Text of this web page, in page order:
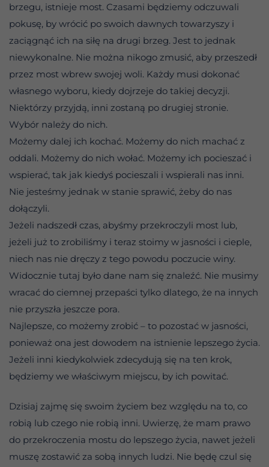
brzegu, istnieje most. Czasami będziemy odczuwali
pokusę, by wrócić po swoich dawnych towarzyszy i
zaciągnąć ich na siłę na drugi brzeg. Jest to jednak
niewykonalne. Nie można nikogo zmusić, aby przeszedł
przez most wbrew swojej woli. Każdy musi dokonać
własnego wyboru, kiedy dojrzeje do takiej decyzji.
Niektórzy przyjdą, inni zostaną po drugiej stronie.
Wybór należy do nich.
Możemy dalej ich kochać. Możemy do nich machać z
oddali. Możemy do nich wołać. Możemy ich pocieszać i
wspierać, tak jak kiedyś pocieszali i wspierali nas inni.
Nie jesteśmy jednak w stanie sprawić, żeby do nas
dołączyli.
Jeżeli nadszedł czas, abyśmy przekroczyli most lub,
jeżeli już to zrobiliśmy i teraz stoimy w jasności i cieple,
niech nas nie dręczy z tego powodu poczucie winy.
Widocznie tutaj było dane nam się znaleźć. Nie musimy
wracać do ciemnej przepaści tylko dlatego, że na innych
nie przyszła jeszcze pora.
Najlepsze, co możemy zrobić – to pozostać w jasności,
ponieważ ona jest dowodem na istnienie lepszego życia.
Jeżeli inni kiedykolwiek zdecydują się na ten krok,
będziemy we właściwym miejscu, by ich powitać.
Dzisiaj zajmę się swoim życiem bez względu na to, co
robią lub czego nie robią inni. Uwierzę, że mam prawo
do przekroczenia mostu do lepszego życia, nawet jeżeli
muszę zostawić za sobą innych ludzi. Nie będę czul się